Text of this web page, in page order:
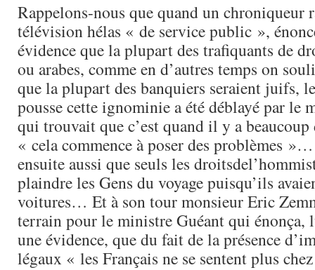
Rappelons-nous que quand un chroniqueur
télévision hélas « de service public »,
évidence que la plupart des trafiquants de
ou arabes, comme en d’autres temps on
que la plupart des banquiers seraient juifs,
pousse cette ignominie a été déblayé par le
qui trouvait que c’est quand il y a beaucoup
« cela commence à poser des problèmes
ensuite aussi que seuls les
plaindre les Gens du voyage puisqu’ils
voitures… Et à son tour monsieur Eric
terrain pour le ministre Guéant qui énonça,
une évidence, que du fait de la présence
légaux « les Français ne se sentent plus